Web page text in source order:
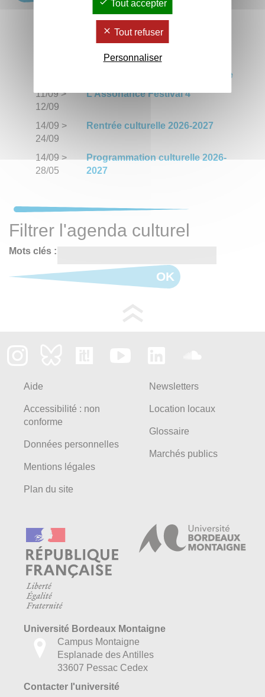
Premiers Feux #6, concours des
jeunes écritures en Nouvelle-
Aquitaine
Des rendez-vous Bordeaux
Montaigne au Musée d'Aquitaine
11/09>
12/09
L’Assonance Festival 4
14/09 >
24/09
Rentrée culturelle 2026-2027
14/09>
28/05
Programmation culturelle 2026-
2027
Filtrer l'agenda culturel
Mots clés :
OK
Aide
Accessibilité : non
conforme
Données personnelles
Mentions légales
Plan du site
Newsletters
Location locaux
Glossaire
Marchés publics
Université Bordeaux Montaigne
Campus Montaigne
Esplanade des Antilles
33607 Pessac Cedex
Contacter l'université
Tout accepter
Tout refuser
Personnaliser